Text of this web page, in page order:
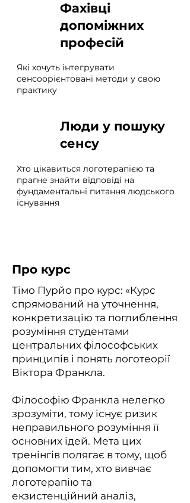
Фахівці
допоміжних
професій
Які хочуть інтегрувати
сенсоорієнтовані методи у свою
практику
Люди у пошуку
сенсу
Хто цікавиться логотерапією та
прагне знайти відповіді на
фундаментальні питання людського
існування
Про курс
Тімо Пурйо про курс: «Курс
спрямований на уточнення,
конкретизацію та поглиблення
розуміння студентами
центральних філософських
принципів і понять логотеорії
Віктора Франкла.
Філософію Франкла нелегко
зрозуміти, тому існує ризик
неправильного розуміння її
основних ідей. Мета цих
тренінгів полягає в тому, щоб
допомогти тим, хто вивчає
логотерапію та
екзистенційний аналіз,